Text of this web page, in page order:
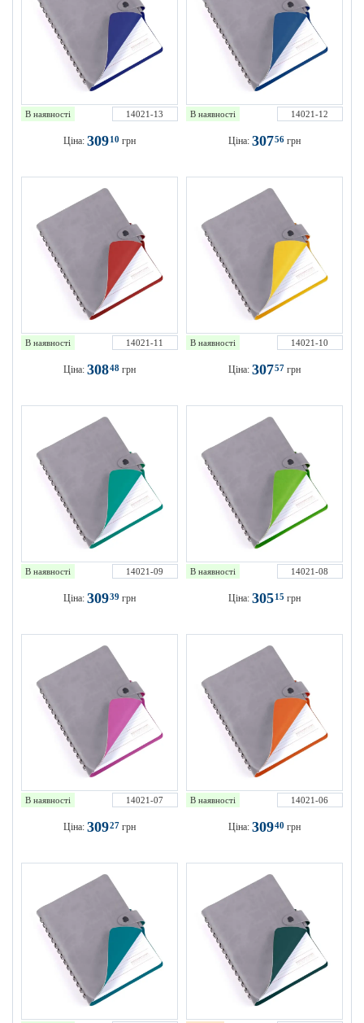
В наявності 14021-13
Ціна: 30910 грн
В наявності 14021-12
Ціна: 30756 грн
В наявності 14021-11
Ціна: 30848 грн
В наявності 14021-10
Ціна: 30757 грн
В наявності 14021-09
Ціна: 30939 грн
В наявності 14021-08
Ціна: 30515 грн
В наявності 14021-07
Ціна: 30927 грн
В наявності 14021-06
Ціна: 30940 грн